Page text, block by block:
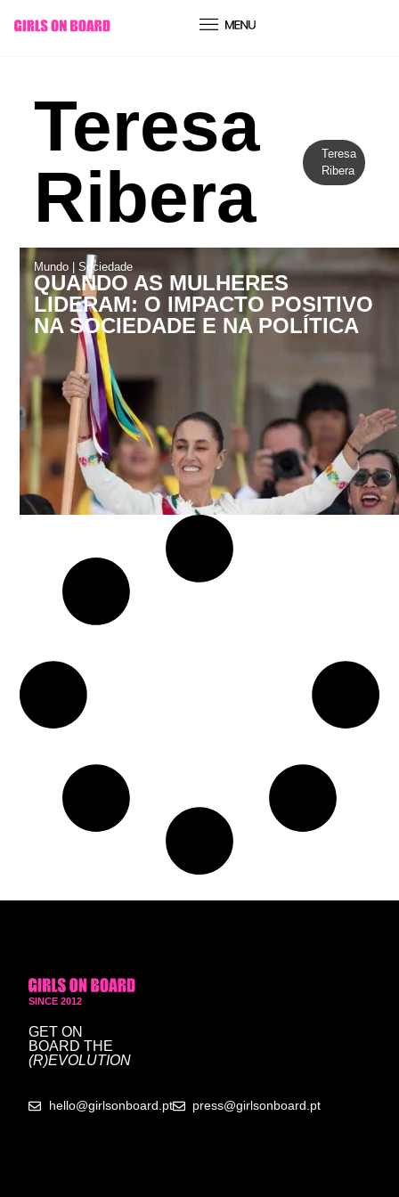
conteúdo
Teresa
Ribera
Teresa
Ribera
Mundo |Sociedade
QUANDO AS MULHERES
LIDERAM: O IMPACTO POSITIVO
NA SOCIEDADE E NA POLÍTICA
SINCE 2012
GET ON
BOARD THE
(R)EVOLUTION
hello@girlsonboard.pt press@girlsonboard.pt